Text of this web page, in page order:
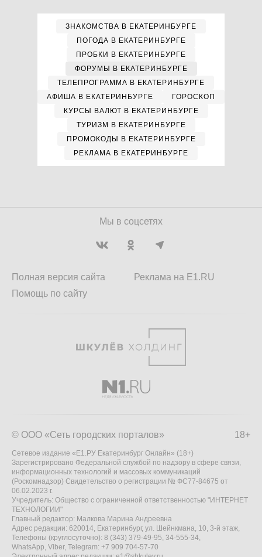
ЗНАКОМСТВА В ЕКАТЕРИНБУРГЕ
ПОГОДА В ЕКАТЕРИНБУРГЕ
ПРОБКИ В ЕКАТЕРИНБУРГЕ
ФОРУМЫ В ЕКАТЕРИНБУРГЕ
ТЕЛЕПРОГРАММА В ЕКАТЕРИНБУРГЕ
АФИША В ЕКАТЕРИНБУРГЕ
ГОРОСКОП
КУРСЫ ВАЛЮТ В ЕКАТЕРИНБУРГЕ
ТУРИЗМ В ЕКАТЕРИНБУРГЕ
ПРОМОКОДЫ В ЕКАТЕРИНБУРГЕ
РЕКЛАМА В ЕКАТЕРИНБУРГЕ
Мы в соцсетях
Полная версия сайта
Помощь по сайту
Реклама на E1.RU
18+
© ООО «Сеть городских порталов»
Сетевое издание «Е1.РУ Екатеринбург Онлайн» (18+)
Зарегистрировано Федеральной службой по надзору в сфере связи,
информационных технологий и массовых коммуникаций
(Роскомнадзор) Свидетельство о регистрации № ФС77-84675 от
06.02.2023 г.
Учредитель: Общество с ограниченной ответственностью "ИНТЕРНЕТ
ТЕХНОЛОГИИ"
Главный редактор: Малкова Марина Андреевна
Адрес редакции: 620014, Екатеринбург, ул. Шейнкмана, 10, 3-й этаж,
Телефоны (круглосуточно): 8 (343) 379-49-95, 34-555-34,
WhatsApp, Viber, Telegram: +7 909 704-57-70